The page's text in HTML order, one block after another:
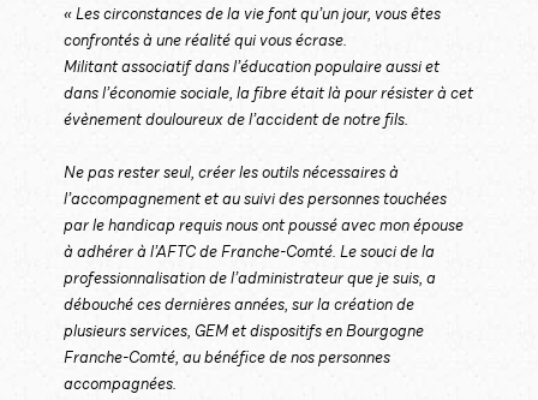
« Les circonstances de la vie font qu’un jour, vous êtes
confrontés à une réalité qui vous écrase.
Militant associatif dans l’éducation populaire aussi et
dans l’économie sociale, la fibre était là pour résister à cet
évènement douloureux de l’accident de notre fils.
Ne pas rester seul, créer les outils nécessaires à
l’accompagnement et au suivi des personnes touchées
par le handicap requis nous ont poussé avec mon épouse
à adhérer à l’AFTC de Franche-Comté. Le souci de la
professionnalisation de l’administrateur que je suis, a
débouché ces dernières années, sur la création de
plusieurs services, GEM et dispositifs en Bourgogne
Franche-Comté, au bénéfice de nos personnes
accompagnées.